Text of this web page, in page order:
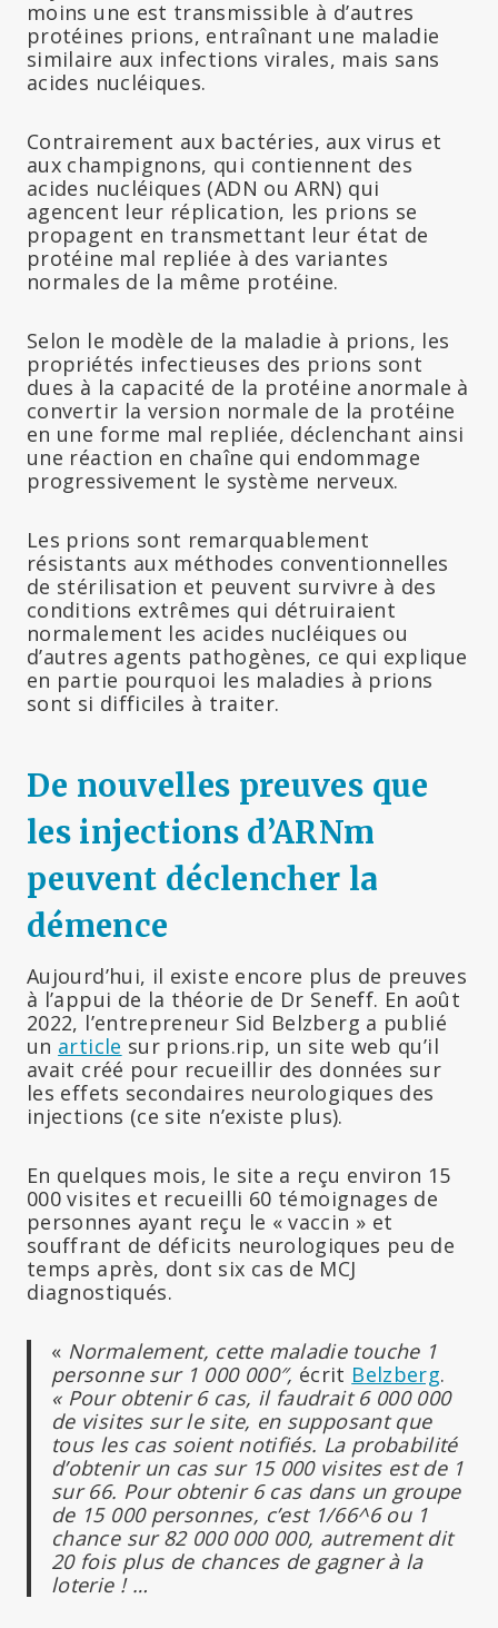
moins une est transmissible à d’autres
protéines prions, entraînant une maladie
similaire aux infections virales, mais sans
acides nucléiques.
Contrairement aux bactéries, aux virus et
aux champignons, qui contiennent des
acides nucléiques (ADN ou ARN) qui
agencent leur réplication, les prions se
propagent en transmettant leur état de
protéine mal repliée à des variantes
normales de la même protéine.
Selon le modèle de la maladie à prions, les
propriétés infectieuses des prions sont
dues à la capacité de la protéine anormale à
convertir la version normale de la protéine
en une forme mal repliée, déclenchant ainsi
une réaction en chaîne qui endommage
progressivement le système nerveux.
Les prions sont remarquablement
résistants aux méthodes conventionnelles
de stérilisation et peuvent survivre à des
conditions extrêmes qui détruiraient
normalement les acides nucléiques ou
d’autres agents pathogènes, ce qui explique
en partie pourquoi les maladies à prions
sont si difficiles à traiter.
De nouvelles preuves que
les injections d’ARNm
peuvent déclencher la
démence
Aujourd’hui, il existe encore plus de preuves
à l’appui de la théorie de Dr Seneff. En août
2022, l’entrepreneur Sid Belzberg a publié
un article sur prions.rip, un site web qu’il
avait créé pour recueillir des données sur
les effets secondaires neurologiques des
injections (ce site n’existe plus).
En quelques mois, le site a reçu environ 15
000 visites et recueilli 60 témoignages de
personnes ayant reçu le « vaccin » et
souffrant de déficits neurologiques peu de
temps après, dont six cas de MCJ
diagnostiqués.
« Normalement, cette maladie touche 1
personne sur 1 000 000″, écrit Belzberg.
« Pour obtenir 6 cas, il faudrait 6 000 000
de visites sur le site, en supposant que
tous les cas soient notifiés. La probabilité
d’obtenir un cas sur 15 000 visites est de 1
sur 66. Pour obtenir 6 cas dans un groupe
de 15 000 personnes, c’est 1/66^6 ou 1
chance sur 82 000 000 000, autrement dit
20 fois plus de chances de gagner à la
loterie ! …